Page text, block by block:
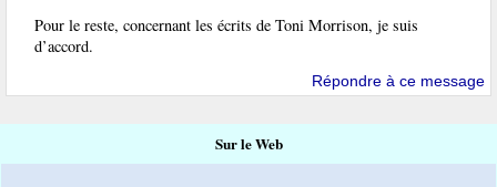
Pour le reste, concernant les écrits de Toni Morrison, je suis
d’accord.
Répondre à ce message
Sur le Web